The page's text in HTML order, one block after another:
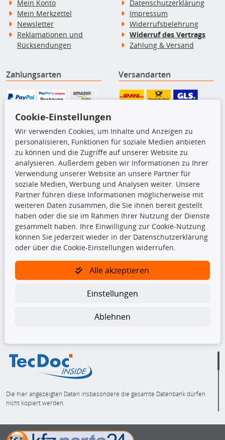
Mein Konto
Mein Merkzettel
Newsletter
Reklamationen und
Rücksendungen
Datenschutzerklärung
Impressum
Widerrufsbelehrung
Widerruf des Vertrags
Zahlung & Versand
Zahlungsarten Versandarten
Kontakt
kfzparts24.de - Erwin Weber GmbH
Von-Reuental-Straße 8a
85376 Hetzenhausen
+49 (0) 8165 / 948 77 24
shop@kfzparts24.de
Top Produkte
Dachboxen
Pflege- & Wartungsmittel
Die hier angezeigten Daten insbesondere die gesamte Datenbank dürfen
nicht kopiert werden.
vorherige Zustimmung von TecDoc zu vervielfältigen, zu verbreiten
Cookie-Einstellungen
Wir verwenden Cookies, um Inhalte und Anzeigen zu
personalisieren, Funktionen für soziale Medien anbieten
zu können und die Zugriffe auf unserer Website zu
analysieren. Außerdem geben wir Informationen zu Ihrer
Verwendung unserer Website an unsere Partner für
soziale Medien, Werbung und Analysen weiter. Unsere
Partner führen diese Informationen möglicherweise mit
weiteren Daten zusammen, die Sie ihnen bereit gestellt
haben oder die sie im Rahmen Ihrer Nutzung der Dienste
gesammelt haben. Ihre Einwilligung zur Cookie-Nutzung
können Sie jederzeit wieder in der Datenschutzerklärung
oder über die Cookie-Einstellungen widerrufen.
Alle akzeptieren
Einstellungen
Ablehnen